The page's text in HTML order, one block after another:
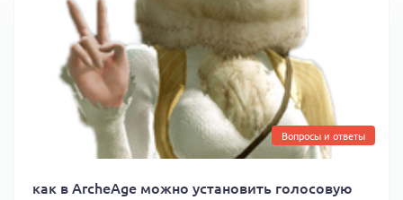
Вопросы и ответы
как в ArcheAge можно установить голосовую